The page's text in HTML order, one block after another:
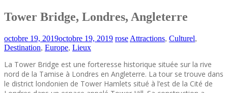
Tower Bridge, Londres, Angleterre
octobre 19, 2019octobre 19, 2019 rose Attractions, Culturel,
Destination, Europe, Lieux
La Tower Bridge est une forteresse historique située sur la rive
nord de la Tamise à Londres en Angleterre. La tour se trouve dans
le district londonien de Tower Hamlets situé à l’est de la Cité de